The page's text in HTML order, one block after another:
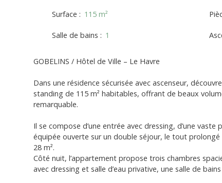
Surface : 115 m²
Salle de bains : 1
GOBELINS / Hôtel de Ville – Le Havre
Dans une résidence sécurisée avec ascenseur,
standing de 115 m² habitables, offrant de beaux
remarquable.
Il se compose d’une entrée avec dressing, d’une vaste
équipée ouverte sur un double séjour, le tout
28 m².
Côté nuit, l’appartement propose trois chambres
avec dressing et salle d’eau privative, une salle de